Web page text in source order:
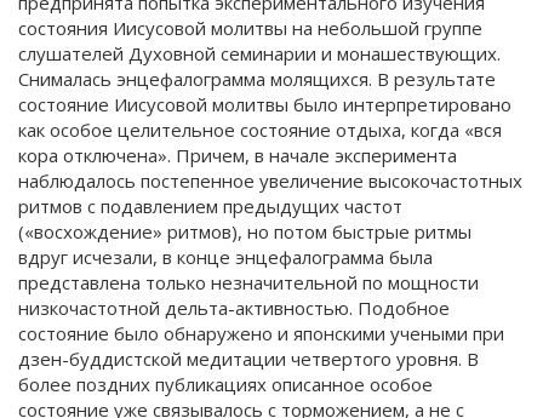
состояния Иисусовой молитвы на небольшой группе
слушателей Духовной семинарии и монашествующих.
Снималась энцефалограмма молящихся. В результате
состояние Иисусовой молитвы было интерпретировано
как особое целительное состояние отдыха, когда «вся
кора отключена». Причем, в начале эксперимента
наблюдалось постепенное увеличение высокочастотных
ритмов с подавлением предыдущих частот
(«восхождение» ритмов), но потом быстрые ритмы
вдруг исчезали, в конце энцефалограмма была
представлена только незначительной по мощности
низкочастотной дельта-активностью. Подобное
состояние было обнаружено и японскими учеными при
дзен-буддистской медитации четвертого уровня. В
более поздних публикациях описанное особое
состояние уже связывалось с торможением, а не с